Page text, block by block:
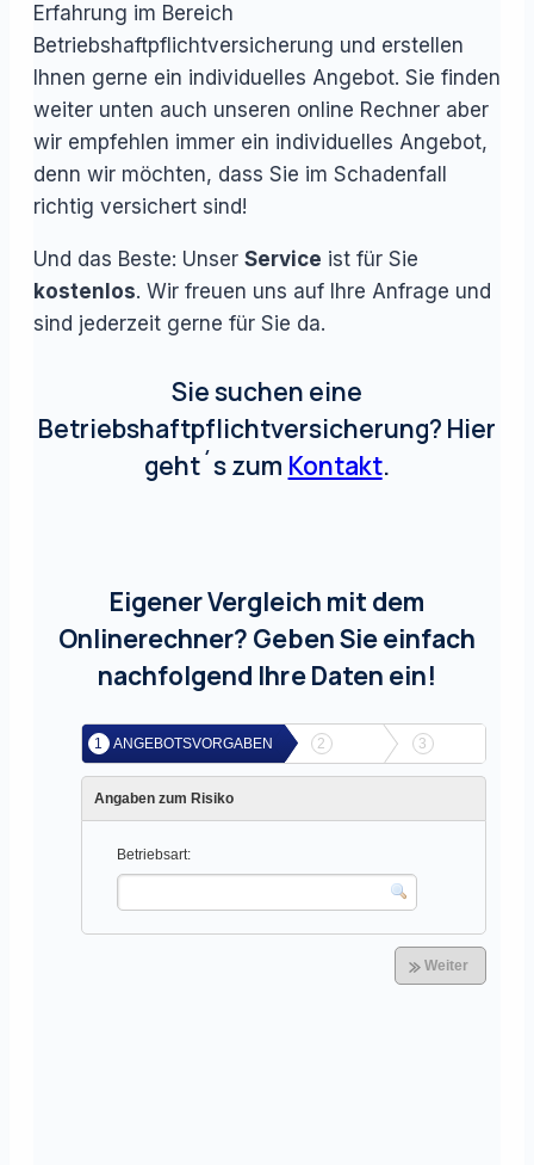
Erfahrung im Bereich
Betriebshaftpflichtversicherung und erstellen
Ihnen gerne ein individuelles Angebot. Sie finden
weiter unten auch unseren online Rechner aber
wir empfehlen immer ein individuelles Angebot,
denn wir möchten, dass Sie im Schadenfall
richtig versichert sind!
Und das Beste: Unser Service ist für Sie
kostenlos. Wir freuen uns auf Ihre Anfrage und
sind jederzeit gerne für Sie da.
Sie suchen eine
Betriebshaftpflichtversicherung? Hier
geht´s zum Kontakt.
Eigener Vergleich mit dem
Onlinerechner? Geben Sie einfach
nachfolgend Ihre Daten ein!